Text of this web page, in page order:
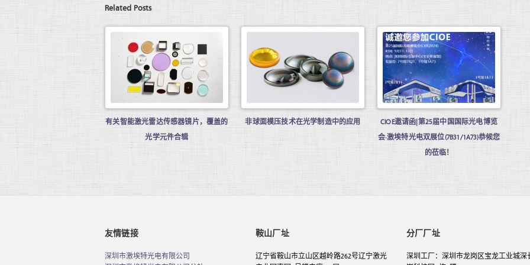
Related Posts
有关智能激光雷达传感器镜片，覆盖的
光学元件合辑
非球面模压技术在光学制造中的应用
CIOE邀请函|第25届中国国际光电博览
会·激埃特光电双展位(7B31/1A73)恭候您
的莅临！
友情链接
深圳市激埃特光电有限公司
鞍山厂址
辽宁省鞍山市立山区越岭路262号辽宁激光
分厂厂址
深圳工厂：深圳市龙岗区宝龙工业城深